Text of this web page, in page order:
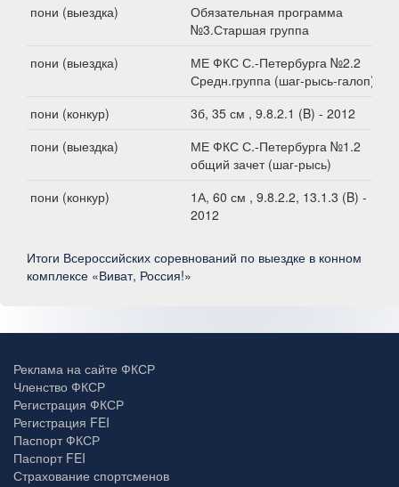
пони (выездка)
Обязательная программа
№3.Старшая группа
пони (выездка)
МЕ ФКС С.-Петербурга №2.2
Средн.группа (шаг-рысь-галоп)
пони (конкур)
3б, 35 см , 9.8.2.1 (B) - 2012
пони (выездка)
МЕ ФКС С.-Петербурга №1.2
общий зачет (шаг-рысь)
пони (конкур)
1А, 60 см , 9.8.2.2, 13.1.3 (B) -
2012
Итоги Всероссийских соревнований по выездке в конном
комплексе «Виват, Россия!»
Реклама на сайте ФКСР
Членство ФКСР
Регистрация ФКСР
Регистрация FEI
Паспорт ФКСР
Паспорт FEI
Страхование спортсменов